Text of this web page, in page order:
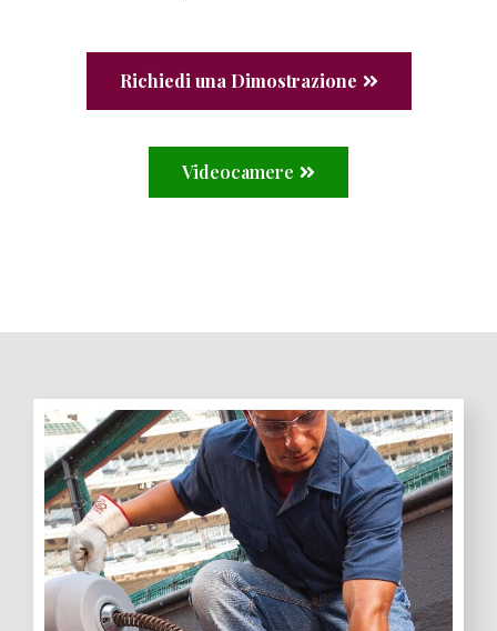
Richiedi una Dimostrazione
Videocamere